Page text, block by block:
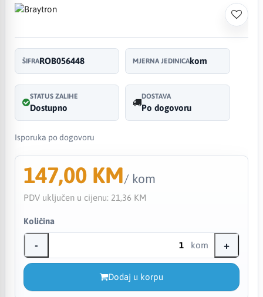
ŠIFRAROB056448 MJERNA JEDINICAkom
STATUS ZALIHE
Dostupno
DOSTAVA
Po dogovoru
Isporuka po dogovoru
147,00 KM/ kom
PDV uključen u cijenu: 21,36 KM
Količina
- kom +
Dodaj u korpu